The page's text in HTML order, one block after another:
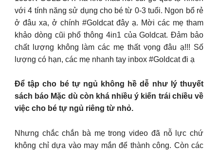
với 4 tính năng sử dụng cho bé từ 0-3 tuổi. Ngon bổ rẻ
ở đâu xa, ở chính #Goldcat đây ạ. Mời các mẹ tham
khảo dòng cũi phổ thông 4in1 của Goldcat. Đảm bảo
chất lượng không làm các mẹ thất vọng đâu ạ!!! Số
lượng có hạn, các mẹ nhanh tay inbox #Goldcat đi ạ
Để tập cho bé tự ngủ không hề dễ như lý thuyết
sách báo Mặc dù còn khá nhiều ý kiến trái chiều về
việc cho bé tự ngủ riêng từ nhỏ.
Nhưng chắc chắn bà mẹ trong video đã nỗ lực chứ
không chỉ dựa vào may mắn để thành công. Còn các